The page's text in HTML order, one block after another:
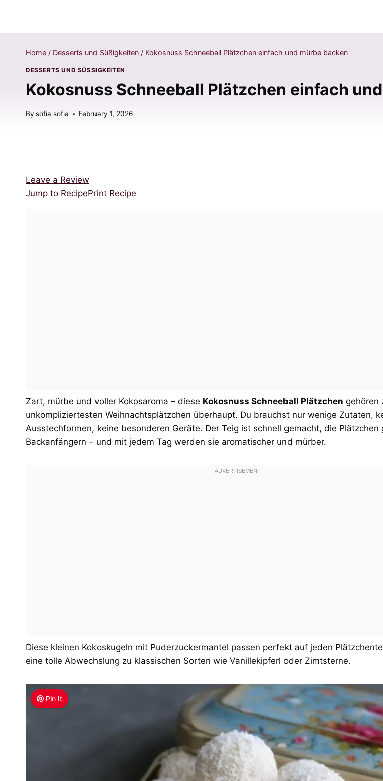
Home / Desserts und Süßigkeiten / Kokosnuss Schneeball Plätzchen einfach und mürbe backen
DESSERTS UND SÜSSIGKEITEN
Kokosnuss Schneeball Plätzchen einfach
By sofia sofia February 1, 2026
Jump to RecipePrint Recipe
Leave a Review
Zart, mürbe und voller Kokosaroma – diese Kokosnuss Schneeball Plätzchen gehören
unkompliziertesten Weihnachtsplätzchen überhaupt. Du brauchst nur wenige Zutaten,
Ausstechformen, keine besonderen Geräte. Der Teig ist schnell gemacht, die Plätzchen
Backanfängern – und mit jedem Tag werden sie aromatischer und mürber.
Diese kleinen Kokoskugeln mit Puderzuckermantel passen perfekt auf jeden
eine tolle Abwechslung zu klassischen Sorten wie Vanillekipferl oder Zimtsterne.
Pin It